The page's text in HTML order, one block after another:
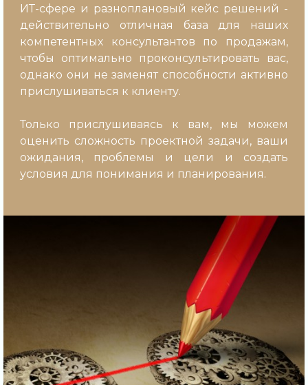
ИТ-сфере и разноплановый кейс решений -
действительно отличная база для наших
компетентных консультантов по продажам,
чтобы оптимально проконсультировать вас,
однако они не заменят способности активно
прислушиваться к клиенту.
Только прислушиваясь к вам, мы можем
оценить сложность проектной задачи, ваши
ожидания, проблемы и цели и создать
условия для понимания и планирования.